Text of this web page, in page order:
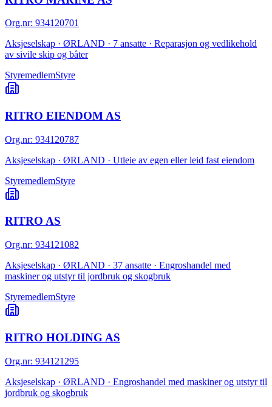
Org.nr: 934120701
Aksjeselskap · ØRLAND · 7 ansatte · Reparasjon og vedlikehold
av sivile skip og båter
StyremedlemStyre
RITRO EIENDOM AS
Org.nr: 934120787
Aksjeselskap · ØRLAND · Utleie av egen eller leid fast eiendom
StyremedlemStyre
RITRO AS
Org.nr: 934121082
Aksjeselskap · ØRLAND · 37 ansatte · Engroshandel med
maskiner og utstyr til jordbruk og skogbruk
StyremedlemStyre
RITRO HOLDING AS
Org.nr: 934121295
Aksjeselskap · ØRLAND · Engroshandel med maskiner og utstyr til
jordbruk og skogbruk